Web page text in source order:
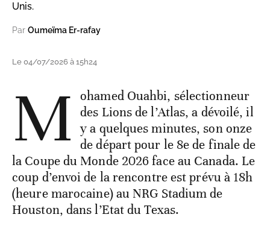
Unis.
Par Oumeïma Er-rafay
Le 04/07/2026 à 15h24
M
ohamed Ouahbi, sélectionneur
des Lions de l’Atlas, a dévoilé, il
y a quelques minutes, son onze
de départ pour le 8e de finale de
la Coupe du Monde 2026 face au Canada. Le
coup d’envoi de la rencontre est prévu à 18h
(heure marocaine) au NRG Stadium de
Houston, dans l’Etat du Texas.